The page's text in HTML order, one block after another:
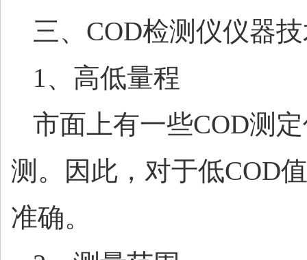
三、 COD检测仪仪器
1、高低量程
市面上有一些COD测
测。因此，对于低COD
准确。